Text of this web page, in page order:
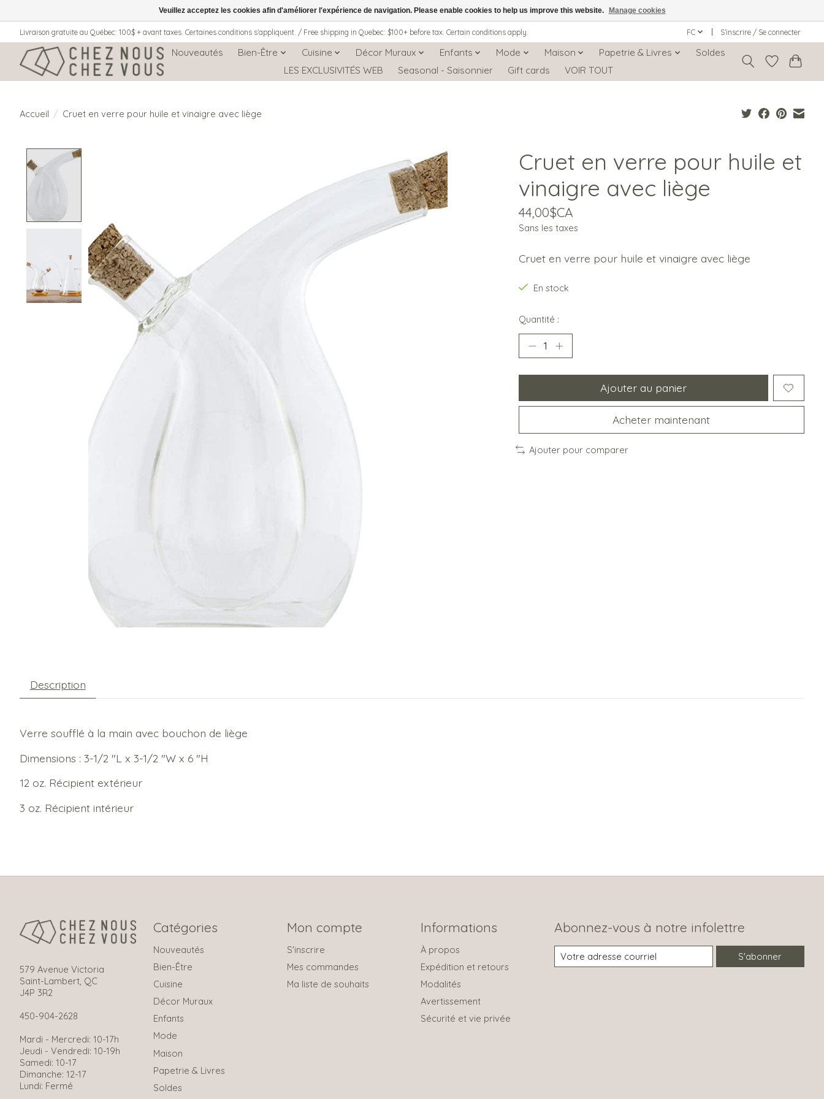
Livraison gratuite au Québec: 100$ + avant taxes. Certaines conditions s'appliquent. / Free shipping in Quebec: $100+ before tax. Certain conditions apply. FC S’inscrire / Se connecter
Nouveautés Bien-Être Cuisine Décor Muraux Enfants Mode Maison Papetrie & Livres
Soldes
LES EXCLUSIVITÉS WEB
Seasonal - Saisonnier Gift cards VOIR TOUT
Accueil / Cruet en verre pour huile et vinaigre avec liège
Cruet en verre pour huile et
vinaigre avec liège
44,00$CA
Sans les taxes
Cruet en verre pour huile et vinaigre avec liège
En stock
Quantité :
Ajouter au panier
Acheter maintenant
Ajouter pour comparer
Description
Verre soufflé à la main avec bouchon de liège
Dimensions : 3-1/2 "L x 3-1/2 "W x 6 "H
12 oz. Récipient extérieur
3 oz. Récipient intérieur
579 Avenue Victoria
Saint-Lambert, QC
J4P 3R2
450-904-2628
Mardi - Mercredi: 10-17h
Jeudi - Vendredi: 10-19h
Samedi: 10-17
Dimanche: 12-17
Lundi: Fermé
Catégories
Nouveautés
Bien-Être
Cuisine
Décor Muraux
Enfants
Mode
Maison
Papetrie & Livres
Soldes
Mon compte
S'inscrire
Mes commandes
Ma liste de souhaits
Informations
À propos
Expédition et retours
Modalités
Avertissement
Sécurité et vie privée
Abonnez-vous à notre infolettre
S'abonner
Veuillez acceptez les cookies afin d'améliorer l'expérience de navigation. Please enable cookies to help us improve this website. Manage cookies